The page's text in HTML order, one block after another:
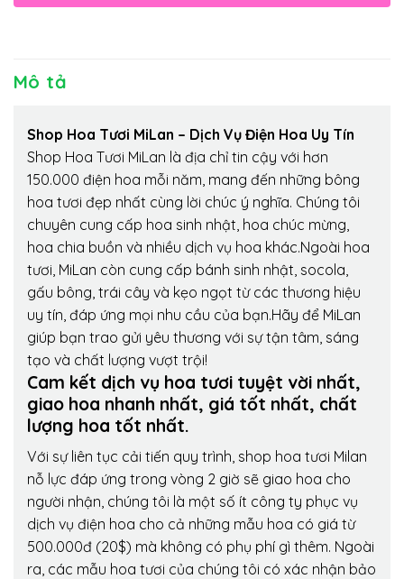
Mô tả
Shop Hoa Tươi MiLan – Dịch Vụ Điện Hoa Uy Tín
Shop Hoa Tươi MiLan là địa chỉ tin cậy với hơn
150.000 điện hoa mỗi năm, mang đến những bông
hoa tươi đẹp nhất cùng lời chúc ý nghĩa. Chúng tôi
chuyên cung cấp hoa sinh nhật, hoa chúc mừng,
hoa chia buồn và nhiều dịch vụ hoa khác.Ngoài hoa
tươi, MiLan còn cung cấp bánh sinh nhật, socola,
gấu bông, trái cây và kẹo ngọt từ các thương hiệu
uy tín, đáp ứng mọi nhu cầu của bạn.Hãy để MiLan
giúp bạn trao gửi yêu thương với sự tận tâm, sáng
tạo và chất lượng vượt trội!
Cam kết dịch vụ hoa tươi tuyệt vời nhất,
giao hoa nhanh nhất, giá tốt nhất, chất
lượng hoa tốt nhất.
Với sự liên tục cải tiến quy trình, shop hoa tươi Milan
nỗ lực đáp ứng trong vòng 2 giờ sẽ giao hoa cho
người nhận, chúng tôi là một số ít công ty phục vụ
dịch vụ điện hoa cho cả những mẫu hoa có giá từ
500.000đ (20$) mà không có phụ phí gì thêm. Ngoài
ra, các mẫu hoa tươi của chúng tôi có xác nhận bảo